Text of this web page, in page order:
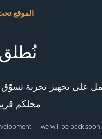
● الموقع
على تجهيز تجربة تسوّق
محلكم
— we will be back soon.